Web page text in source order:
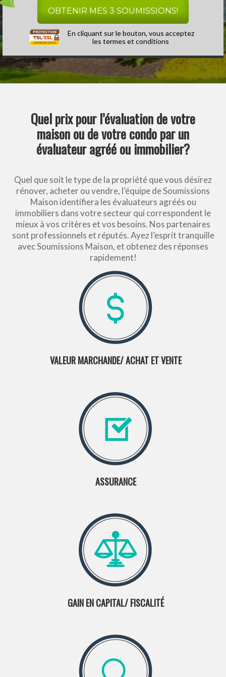
En cliquant sur le bouton, vous acceptez
les termes et conditions
Quel prix pour l’évaluation de votre
maison ou de votre condo par un
évaluateur agréé ou immobilier?
Quel que soit le type de la propriété que vous désirez
rénover, acheter ou vendre, l’équipe de Soumissions
Maison identifiera les évaluateurs agréés ou
immobiliers dans votre secteur qui correspondent le
mieux à vos critères et vos besoins. Nos partenaires
sont professionnels et réputés. Ayez l’esprit tranquille
avec Soumissions Maison, et obtenez des réponses
rapidement!
VALEUR MARCHANDE/ ACHAT ET VENTE
ASSURANCE
GAIN EN CAPITAL/ FISCALITÉ